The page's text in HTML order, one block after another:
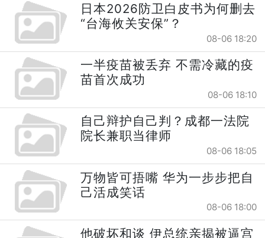
日本2026防卫白皮书为何删去
“台海攸关安保”？
08-06 18:20
一半疫苗被丢弃 不需冷藏的疫
苗首次成功
08-06 18:10
自己辩护自己判？成都一法院
院长兼职当律师
08-06 18:05
万物皆可捂嘴 华为一步步把自
己活成笑话
08-06 18:00
他破坏和谈 伊总统亲揭被逼宫